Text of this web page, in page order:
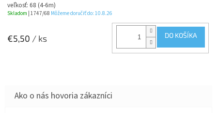
veľkosť: 68 (4-6m)
Skladom | 1747/68 Môžeme doručiť do: 10.8.26
€5,50 / ks DO KOŠÍKA